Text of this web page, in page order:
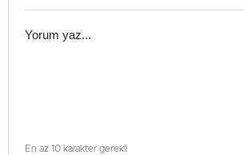
En az 10 karakter gerekli